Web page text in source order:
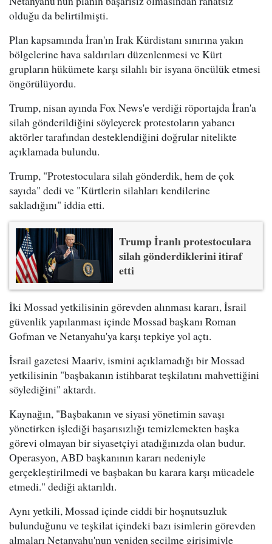
olduğu da belirtilmişti.
Plan kapsamında İran'ın Irak Kürdistanı sınırına yakın
bölgelerine hava saldırıları düzenlenmesi ve Kürt
grupların hükümete karşı silahlı bir isyana öncülük etmesi
öngörülüyordu.
Trump, nisan ayında Fox News'e verdiği röportajda İran'a
silah gönderildiğini söyleyerek protestoların yabancı
aktörler tarafından desteklendiğini doğrular nitelikte
açıklamada bulundu.
Trump, "Protestoculara silah gönderdik, hem de çok
sayıda" dedi ve "Kürtlerin silahları kendilerine
sakladığını" iddia etti.
Trump İranlı protestoculara
silah gönderdiklerini itiraf
etti
İki Mossad yetkilisinin görevden alınması kararı, İsrail
güvenlik yapılanması içinde Mossad başkanı Roman
Gofman ve Netanyahu'ya karşı tepkiye yol açtı.
İsrail gazetesi Maariv, ismini açıklamadığı bir Mossad
yetkilisinin "başbakanın istihbarat teşkilatını mahvettiğini
söylediğini" aktardı.
Kaynağın, "Başbakanın ve siyasi yönetimin savaşı
yönetirken işlediği başarısızlığı temizlemekten başka
görevi olmayan bir siyasetçiyi atadığınızda olan budur.
Operasyon, ABD başkanının kararı nedeniyle
gerçekleştirilmedi ve başbakan bu karara karşı mücadele
etmedi." dediği aktarıldı.
Aynı yetkili, Mossad içinde ciddi bir hoşnutsuzluk
bulunduğunu ve teşkilat içindeki bazı isimlerin görevden
almaları Netanyahu'nun yeniden seçilme girişimiyle